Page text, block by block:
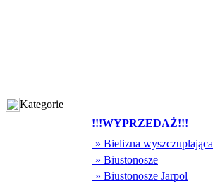
Kategorie
!!!WYPRZEDAŻ!!!
» Bielizna wyszczuplająca
» Biustonosze
» Biustonosze Jarpol